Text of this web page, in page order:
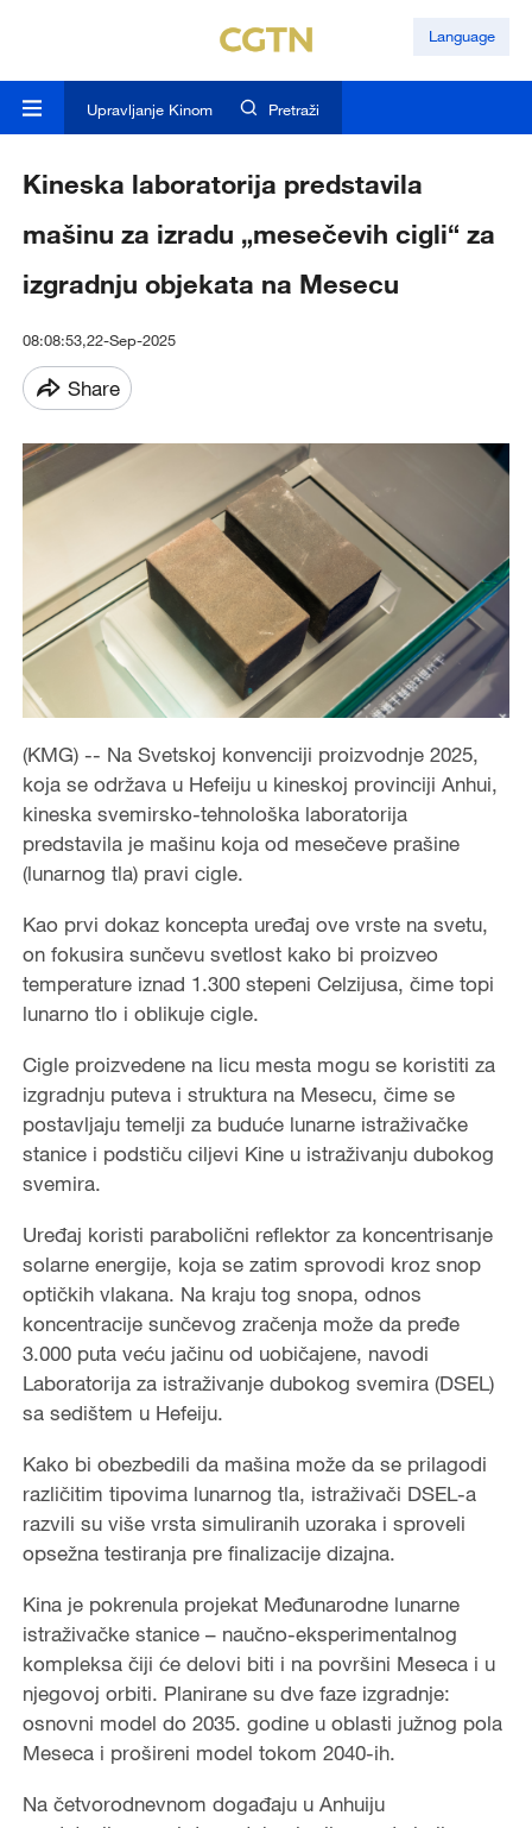
Language
Upravljanje Kinom Pretraži
Kineska laboratorija predstavila
mašinu za izradu „mesečevih cigli“ za
izgradnju objekata na Mesecu
08:08:53,22-Sep-2025
Share
(KMG) -- Na Svetskoj konvenciji proizvodnje 2025,
koja se održava u Hefeiju u kineskoj provinciji Anhui,
kineska svemirsko-tehnološka laboratorija
predstavila je mašinu koja od mesečeve prašine
(lunarnog tla) pravi cigle.
Kao prvi dokaz koncepta uređaj ove vrste na svetu,
on fokusira sunčevu svetlost kako bi proizveo
temperature iznad 1.300 stepeni Celzijusa, čime topi
lunarno tlo i oblikuje cigle.
Cigle proizvedene na licu mesta mogu se koristiti za
izgradnju puteva i struktura na Mesecu, čime se
postavljaju temelji za buduće lunarne istraživačke
stanice i podstiču ciljevi Kine u istraživanju dubokog
svemira.
Uređaj koristi parabolični reflektor za koncentrisanje
solarne energije, koja se zatim sprovodi kroz snop
optičkih vlakana. Na kraju tog snopa, odnos
koncentracije sunčevog zračenja može da pređe
3.000 puta veću jačinu od uobičajene, navodi
Laboratorija za istraživanje dubokog svemira (DSEL)
sa sedištem u Hefeiju.
Kako bi obezbedili da mašina može da se prilagodi
različitim tipovima lunarnog tla, istraživači DSEL-a
razvili su više vrsta simuliranih uzoraka i sproveli
opsežna testiranja pre finalizacije dizajna.
Kina je pokrenula projekat Međunarodne lunarne
istraživačke stanice – naučno-eksperimentalnog
kompleksa čiji će delovi biti i na površini Meseca i u
njegovoj orbiti. Planirane su dve faze izgradnje:
osnovni model do 2035. godine u oblasti južnog pola
Meseca i prošireni model tokom 2040-ih.
Na četvorodnevnom događaju u Anhuiju